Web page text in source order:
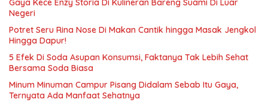
Gaya Kece Enzy Storia Di Kulineran Bareng Suami Di Luar
Negeri
Potret Seru Rina Nose Di Makan Cantik hingga Masak Jengkol
Hingga Dapur!
5 Efek Di Soda Asupan Konsumsi, Faktanya Tak Lebih Sehat
Bersama Soda Biasa
Minum Minuman Campur Pisang Didalam Sebab Itu Gaya,
Ternyata Ada Manfaat Sehatnya